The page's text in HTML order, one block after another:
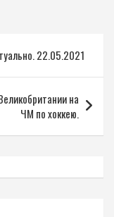
22.05.2021
на
ЧМ по хоккею.